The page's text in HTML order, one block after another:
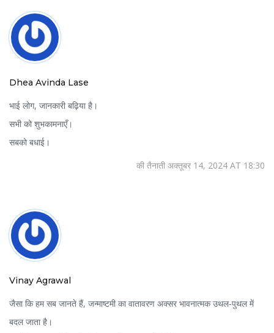
Dhea Avinda Lase
भाई लोग, जानकारी बढ़िया है।
सभी को शुभकामनाएँ।
सबको बधाई।
की तैनाती अक्तूबर 14, 2024 AT 18:30
Vinay Agrawal
जैसा कि हम सब जानते हैं, जन्माष्टमी का वातावरण अक्सर भावनात्मक उथल‑पुथल में
बदल जाता है।